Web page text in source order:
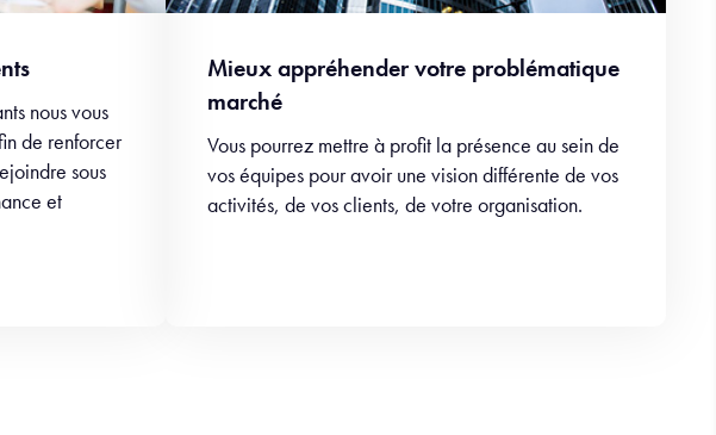
nous vous
de renforcer
sous
et
Mieux appréhender votre problématique
marché
Vous pourrez mettre à profit la présence au sein de
vos équipes pour avoir une vision différente de vos
activités, de vos clients, de votre organisation.